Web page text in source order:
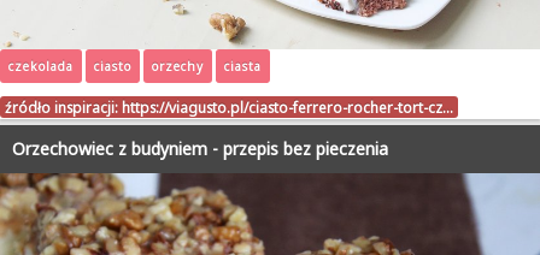
czekolada ciasto orzechy ciasta
źródło inspiracji: https://viagusto.pl/ciasto-ferrero-rocher-tort-cz…
Orzechowiec z budyniem - przepis bez pieczenia